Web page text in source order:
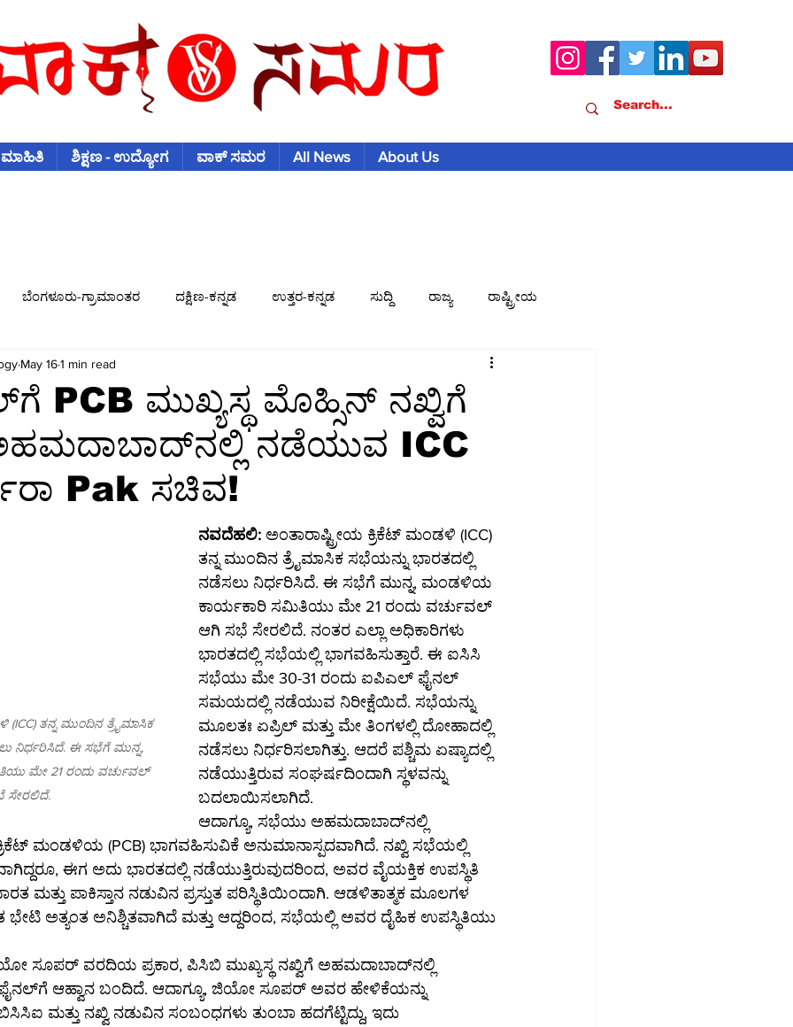
ಮಾಹಿತಿ ಶಿಕ್ಷಣ - ಉದ್ಯೋಗ ವಾಕ್ ಸಮರ All News About Us
ಬೆಂಗಳೂರು-ಗ್ರಾಮಾಂತರ ದಕ್ಷಿಣ-ಕನ್ನಡ ಉತ್ತರ-ಕನ್ನಡ ಸುದ್ದಿ ರಾಜ್ಯ ರಾಷ್ಟ್ರೀಯ
ಫುಟ್-ಬಾಲ್
ತಂತ್ರಜ್ಞಾನ ತಂತ್ರಜ್ಞಾನ-ಸುದ್ದಿ ತಂತ್ರಜ್ಞಾನ-ಟಿಪ್ಸ್ ಸಾಮಾಜಿಕ ಮಾಧ್ಯಮ
PCB ಮುಖ್ಯಸ್ಥ ಮೊಹ್ಸಿನ್ ನಖ್ವಿಗೆ
ನಡೆಯುವ ICC
Pak ಸಚಿವ!
May 161 min read
(ICC) ತನ್ನ ಮುಂದಿನ ತ್ರೈಮಾಸಿಕ
ನಿರ್ಧರಿಸಿದೆ. ಈ ಸಭೆಗೆ ಮುನ್ನ,
ಮೇ 21 ರಂದು ವರ್ಚುವಲ್
ಸೇರಲಿದೆ.
ನವದೆಹಲಿ: ಅಂತಾರಾಷ್ಟ್ರೀಯ ಕ್ರಿಕೆಟ್ ಮಂಡಳಿ (ICC)
ತನ್ನ ಮುಂದಿನ ತ್ರೈಮಾಸಿಕ ಸಭೆಯನ್ನು ಭಾರತದಲ್ಲಿ
ನಡೆಸಲು ನಿರ್ಧರಿಸಿದೆ. ಈ ಸಭೆಗೆ ಮುನ್ನ, ಮಂಡಳಿಯ
ಕಾರ್ಯಕಾರಿ ಸಮಿತಿಯು ಮೇ 21 ರಂದು ವರ್ಚುವಲ್
ಆಗಿ ಸಭೆ ಸೇರಲಿದೆ. ನಂತರ ಎಲ್ಲಾ ಅಧಿಕಾರಿಗಳು
ಭಾರತದಲ್ಲಿ ಸಭೆಯಲ್ಲಿ ಭಾಗವಹಿಸುತ್ತಾರೆ. ಈ ಐಸಿಸಿ
ಸಭೆಯು ಮೇ 30-31 ರಂದು ಐಪಿಎಲ್ ಫೈನಲ್
ಸಮಯದಲ್ಲಿ ನಡೆಯುವ ನಿರೀಕ್ಷೆಯಿದೆ. ಸಭೆಯನ್ನು
ಮೂಲತಃ ಏಪ್ರಿಲ್ ಮತ್ತು ಮೇ ತಿಂಗಳಲ್ಲಿ ದೋಹಾದಲ್ಲಿ
ನಡೆಸಲು ನಿರ್ಧರಿಸಲಾಗಿತ್ತು. ಆದರೆ ಪಶ್ಚಿಮ ಏಷ್ಯಾದಲ್ಲಿ
ನಡೆಯುತ್ತಿರುವ ಸಂಘರ್ಷದಿಂದಾಗಿ ಸ್ಥಳವನ್ನು
ಬದಲಾಯಿಸಲಾಗಿದೆ.
ಆದಾಗ್ಯೂ, ಸಭೆಯು ಅಹಮದಾಬಾದ್‌ನಲ್ಲಿ
ಕ್ರಿಕೆಟ್ ಮಂಡಳಿಯ (PCB) ಭಾಗವಹಿಸುವಿಕೆ ಅನುಮಾನಾಸ್ಪದವಾಗಿದೆ. ನಖ್ವಿ ಸಭೆಯಲ್ಲಿ
ಈಗ ಅದು ಭಾರತದಲ್ಲಿ ನಡೆಯುತ್ತಿರುವುದರಿಂದ, ಅವರ ವೈಯಕ್ತಿಕ ಉಪಸ್ಥಿತಿ
ಮತ್ತು ಪಾಕಿಸ್ತಾನ ನಡುವಿನ ಪ್ರಸ್ತುತ ಪರಿಸ್ಥಿತಿಯಿಂದಾಗಿ. ಆಡಳಿತಾತ್ಮಕ ಮೂಲಗಳ
ಭೇಟಿ ಅತ್ಯಂತ ಅನಿಶ್ಚಿತವಾಗಿದೆ ಮತ್ತು ಆದ್ದರಿಂದ, ಸಭೆಯಲ್ಲಿ ಅವರ ದೈಹಿಕ ಉಪಸ್ಥಿತಿಯು
ಸೂಪರ್ ವರದಿಯ ಪ್ರಕಾರ, ಪಿಸಿಬಿ ಮುಖ್ಯಸ್ಥ ನಖ್ವಿಗೆ ಅಹಮದಾಬಾದ್‌ನಲ್ಲಿ
ಹೇಳಿಕೆಯನ್ನು
ಬಿಸಿಸಿಐ ಮತ್ತು ನಖ್ವಿ ನಡುವಿನ ಸಂಬಂಧಗಳು ತುಂಬಾ ಹದಗೆಟ್ಟಿದ್ದು, ಇದು